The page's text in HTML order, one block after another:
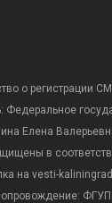
о
Елена
в
vesti-